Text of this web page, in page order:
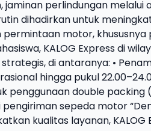
jaminan perlindungan
dihadirkan untuk
permintaan motor,
KALOG Express di
di antaranya: •
hingga pukul
penggunaan double
pengiriman sepeda motor
kualitas layanan,